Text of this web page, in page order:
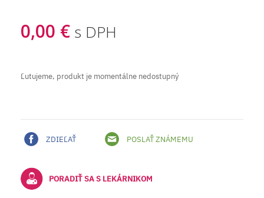
0,00 € s DPH
Ľutujeme, produkt je momentálne nedostupný
ZDIEĽAŤ POSLAŤ ZNÁMEMU
PORADIŤ SA S LEKÁRNIKOM